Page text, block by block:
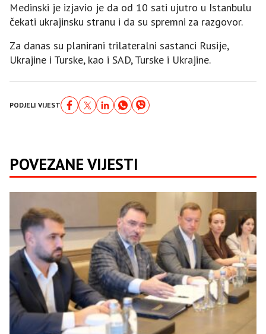
Medinski je izjavio je da od 10 sati ujutro u Istanbulu
čekati ukrajinsku stranu i da su spremni za razgovor.
Za danas su planirani trilateralni sastanci Rusije,
Ukrajine i Turske, kao i SAD, Turske i Ukrajine.
PODJELI VIJEST
POVEZANE VIJESTI